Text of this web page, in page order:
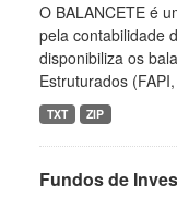
O BALANCETE é
pela contabilidade
disponibiliza os
Estruturados
TXT ZIP
Fundos de